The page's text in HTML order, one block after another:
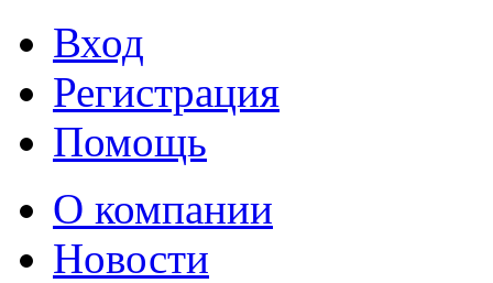
Вход
Регистрация
Помощь
О компании
Новости